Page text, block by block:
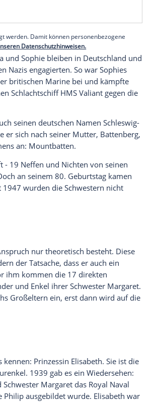
Vater wohnte mit einer Geliebten
und vier älteren Schwestern) in
psychisch krank und kommt in eine
Kind muss zu Verwandten nach
in der Nähe des Bodensees. 1933,
wurde der Junge nachFrankreich
Redaktion eingebundenen Inhalt von
lassen und auch wieder deaktivieren.
angezeigt werden. Damit können
Cecilia und Sophie bleiben in
bei den Nazis engagierten. So
Schule der britischen Marine bei
englischen Schlachtschiff HMS
legte auch seinen deutschen
nannte er sich nach seiner
des Namens an: Mountbatten.
- 19 Neffen und Nichten
Doch an seinem 80.